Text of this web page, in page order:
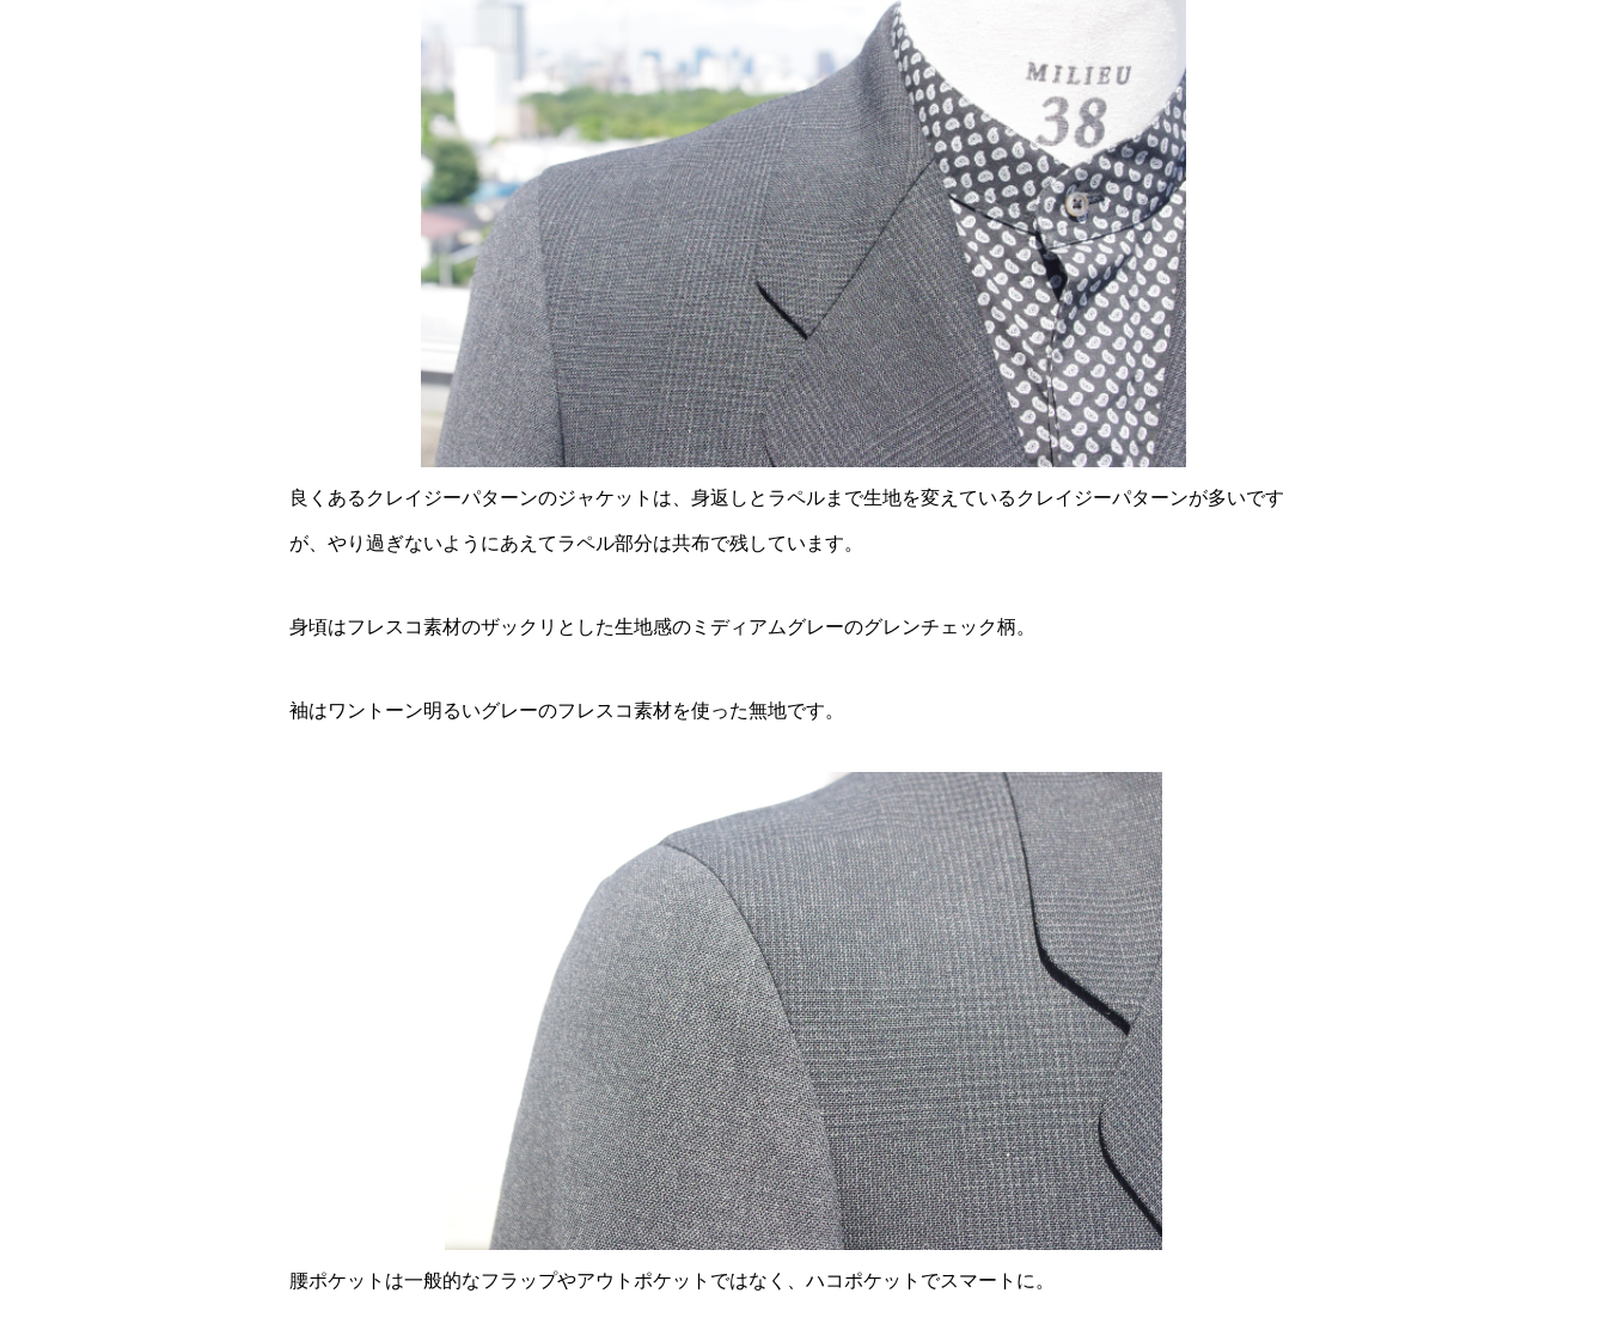
良くあるクレイジーパターンのジャケットは、身返しとラペルまで生地を変えているクレイジーパターンが多いです
が、やり過ぎないようにあえてラペル部分は共布で残しています。
身頃はフレスコ素材のザックリとした生地感のミディアムグレーのグレンチェック柄。
袖はワントーン明るいグレーのフレスコ素材を使った無地です。
腰ポケットは一般的なフラップやアウトポケットではなく、ハコポケットでスマートに。